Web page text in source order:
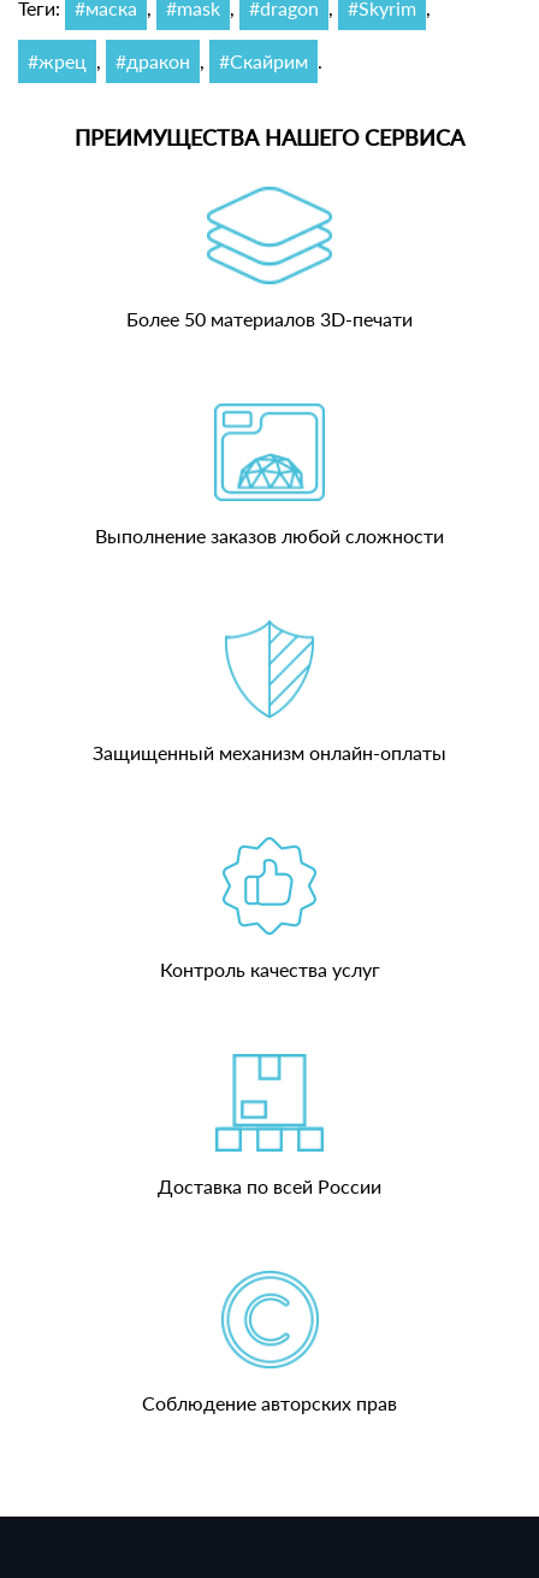
Теги: #маска , #mask , #dragon , #Skyrim ,
#жрец , #дракон , #Скайрим .
ПРЕИМУЩЕСТВА НАШЕГО СЕРВИСА
Более 50 материалов 3D-печати
Выполнение заказов любой сложности
Защищенный механизм онлайн-оплаты
Контроль качества услуг
Доставка по всей России
Соблюдение авторских прав